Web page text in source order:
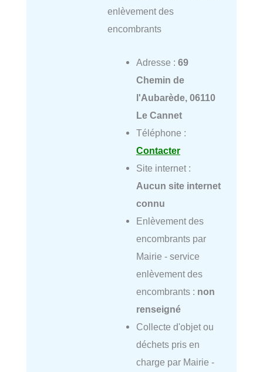
enlèvement des
encombrants
Adresse : 69
Chemin de
l'Aubarède, 06110
Le Cannet
Téléphone :
Contacter
Site internet :
Aucun site internet
connu
Enlèvement des
encombrants par
Mairie - service
enlèvement des
encombrants : non
renseigné
Collecte d'objet ou
déchets pris en
charge par Mairie -